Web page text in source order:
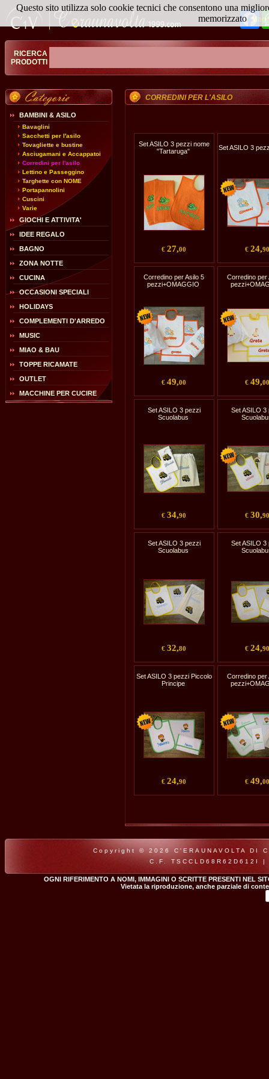
RICERCA
PRODOTTI
BAMBINI & ASILO
Bavaglini
Sacchetti per l'asilo
Tovagliette e bustine
Asciugamani e Accappatoi
Corredini per l'asilo
Lettino e Passeggino
Targhette con NOME
Portapannolini
Cuscini
Varie
GIOCHI E ATTIVITA'
IDEE REGALO
BAGNO
ZONA NOTTE
CUCINA
OCCASIONI SPECIALI
HOLIDAYS
COMPLEMENTI D'ARREDO
MUSIC
MIAO & BAU
TOPPE RICAMATE
OUTLET
MACCHINE PER CUCIRE
CORREDINI PER L'ASILO
Set ASILO 3 pezzi nome
"Tartaruga"
€ 27,00
Set ASILO 3
€ 24,90
Corredino per Asilo 5
pezzi+OMAGGIO
€ 49,00
Corredino per
€ 49,00
Set ASILO 3 pezzi
Scuolabus
€ 34,90
Set ASILO 3
€ 30,90
Set ASILO 3 pezzi
Scuolabus
€ 32,80
Set ASILO 3
€ 24,90
Set ASILO 3 pezzi Piccolo
Principe
€ 24,90
Corredino per
€ 49,00
Copyright © 2026 C'ERAUNAVOLTA
C.F. TSCCLD68R62D612I
OGNI RIFERIMENTO A NOMI, IMMAGINI O SCRITTE PRESENTI NEL
Vietata la riproduzione, anche parziale di
Questo sito utilizza solo cookie tecnici che consentono una
memorizzato